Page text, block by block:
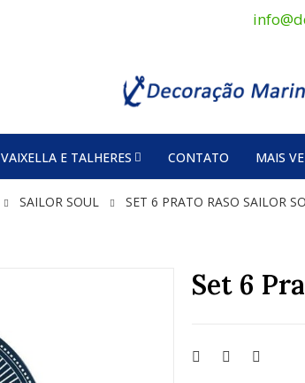
VAIXELLA E TALHERES CONTATO MAIS
SAILOR SOUL SET 6 PRATO RASO SAILOR
Set 6